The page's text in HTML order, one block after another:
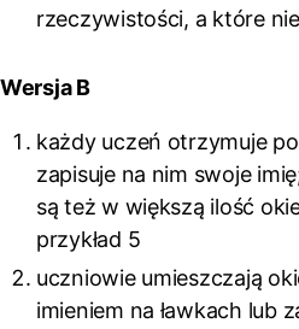
rzeczywistości, a które nie
Wersja B
każdy uczeń otrzymuje
zapisuje na nim swoje
są też w większą ilość
przykład 5
uczniowie umieszczają
imieniem na ławkach lub